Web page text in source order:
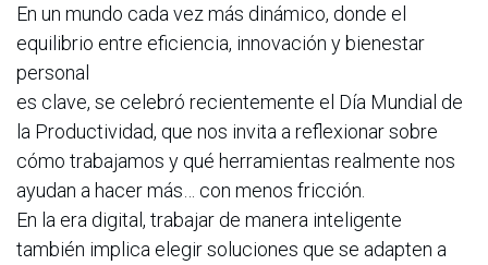
En un mundo cada vez más dinámico, donde el
equilibrio entre eficiencia, innovación y bienestar
personal
es clave, se celebró recientemente el Día Mundial de
la Productividad, que nos invita a reflexionar sobre
cómo trabajamos y qué herramientas realmente nos
ayudan a hacer más… con menos fricción.
En la era digital, trabajar de manera inteligente
también implica elegir soluciones que se adapten a